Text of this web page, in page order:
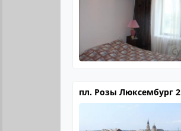
пл. Розы Люксембург 2